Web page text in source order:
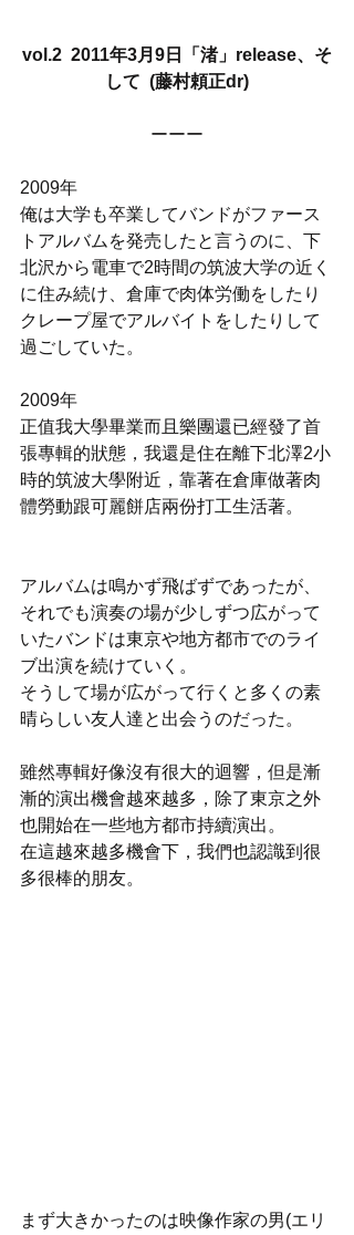
vol.2  2011年3月9日「渚」release、そ
して  (藤村頼正dr)
ーーー
2009年
俺は大学も卒業してバンドがファース
トアルバムを発売したと言うのに、下
北沢から電車で2時間の筑波大学の近く
に住み続け、倉庫で肉体労働をしたり
クレープ屋でアルバイトをしたりして
過ごしていた。
2009年
正值我大學畢業而且樂團還已經發了首
張專輯的狀態，我還是住在離下北澤2小
時的筑波大學附近，靠著在倉庫做著肉
體勞動跟可麗餅店兩份打工生活著。
アルバムは鳴かず飛ばずであったが、
それでも演奏の場が少しずつ広がって
いたバンドは東京や地方都市でのライ
ブ出演を続けていく。
そうして場が広がって行くと多くの素
晴らしい友人達と出会うのだった。
雖然專輯好像沒有很大的迴響，但是漸
漸的演出機會越來越多，除了東京之外
也開始在一些地方都市持續演出。
在這越來越多機會下，我們也認識到很
多很棒的朋友。
まず大きかったのは映像作家の男(エリ